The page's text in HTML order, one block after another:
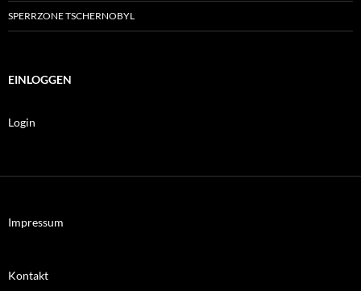
SPERRZONE TSCHERNOBYL
EINLOGGEN
Login
Impressum
Kontakt